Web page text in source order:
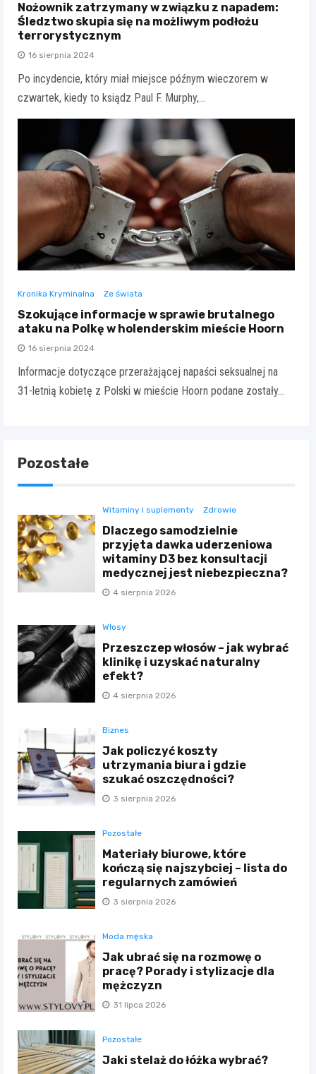
Nożownik zatrzymany w związku z napadem:
Śledztwo skupia się na możliwym podłożu
terrorystycznym
16 sierpnia 2024
Po incydencie, który miał miejsce późnym wieczorem w
czwartek, kiedy to ksiądz Paul F. Murphy,…
Kronika Kryminalna Ze świata
Szokujące informacje w sprawie brutalnego
ataku na Polkę w holenderskim mieście Hoorn
16 sierpnia 2024
Informacje dotyczące przerażającej napaści seksualnej na
31-letnią kobietę z Polski w mieście Hoorn podane zostały…
Pozostałe
Witaminy i suplementy Zdrowie
Dlaczego samodzielnie
przyjęta dawka uderzeniowa
witaminy D3 bez konsultacji
medycznej jest niebezpieczna?
4 sierpnia 2026
Włosy
Przeszczep włosów – jak wybrać
klinikę i uzyskać naturalny
efekt?
4 sierpnia 2026
Biznes
Jak policzyć koszty
utrzymania biura i gdzie
szukać oszczędności?
3 sierpnia 2026
Pozostałe
Materiały biurowe, które
kończą się najszybciej – lista do
regularnych zamówień
3 sierpnia 2026
Moda męska
Jak ubrać się na rozmowę o
pracę? Porady i stylizacje dla
mężczyzn
31 lipca 2026
Pozostałe
Jaki stelaż do łóżka wybrać?